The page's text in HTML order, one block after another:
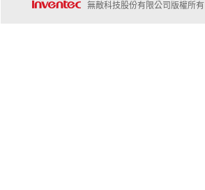
無敵科技股份有限公司版權所有